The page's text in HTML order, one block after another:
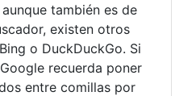
también es de
existen otros
o DuckDuckGo. Si
recuerda poner
entre comillas por